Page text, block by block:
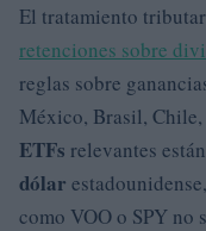
El tratamiento
retenciones sobre
reglas sobre
México, Brasil, Chile,
ETFs relevantes
dólar
como VOO o SPY no